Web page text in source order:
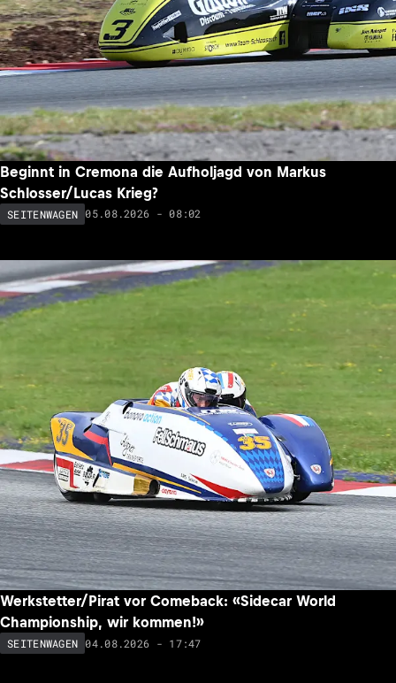
Beginnt in Cremona die Aufholjagd von Markus
Schlosser/Lucas Krieg?
SEITENWAGEN 05.08.2026 - 08:02
Werkstetter/Pirat vor Comeback: «Sidecar World
Championship, wir kommen!»
SEITENWAGEN 04.08.2026 - 17:47